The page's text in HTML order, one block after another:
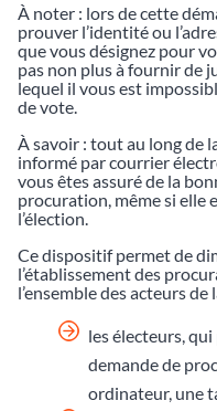
À noter : lors de cette
prouver l’identité ou
que vous désignez pour
pas non plus à fournir de
lequel il vous est
de vote.
À savoir : tout au long de
informé par courrier
vous êtes assuré de la
procuration, même si elle
l’élection.
Ce dispositif permet de
l’établissement des
l’ensemble des acteurs de
les électeurs,
demande de
ordinateur, une